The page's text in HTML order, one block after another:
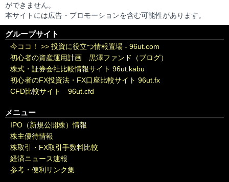
ができません。
本サイトには広告・プロモーションを含む可能性があります。
グループサイト
今ココ！ >> 投資に役立つ情報置場 - 96ut.com
初心者の資産運用計画 黒澤ファンド（ブログ）
株式・証券会社比較情報サイト 96ut.kabu
初心者のFX投資法・FX口座比較サイト 96ut.fx
CFD比較サイト 96ut.cfd
メニュー
IPO（新規公開株）情報
株主優待情報
株取引・FX取引手数料比較
経済ニュース速報
参考・便利リンク集